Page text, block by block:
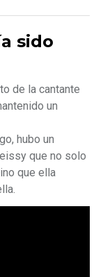
sido
de la cantante
un
hubo un
que no solo
que ella